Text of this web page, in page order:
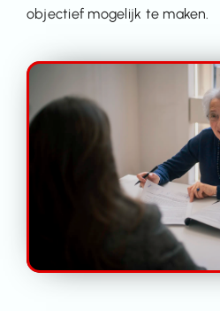
objectief mogelijk te maken.